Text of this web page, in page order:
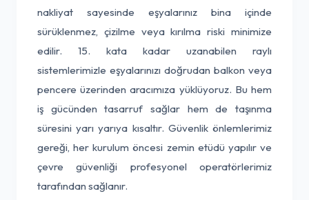
nakliyat sayesinde eşyalarınız bina içinde
sürüklenmez, çizilme veya kırılma riski minimize
edilir. 15. kata kadar uzanabilen raylı
sistemlerimizle eşyalarınızı doğrudan balkon veya
pencere üzerinden aracımıza yüklüyoruz. Bu hem
iş gücünden tasarruf sağlar hem de taşınma
süresini yarı yarıya kısaltır. Güvenlik önlemlerimiz
gereği, her kurulum öncesi zemin etüdü yapılır ve
çevre güvenliği profesyonel operatörlerimiz
tarafından sağlanır.